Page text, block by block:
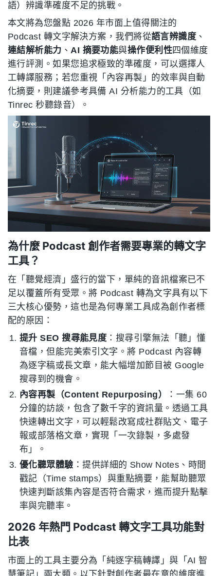
語）辨識準確度不足的挑戰。
本文將為您盤點 2026 年市面上值得關注的
Podcast 轉文字解決方案，我們將從語言辨識度 、
連結解析能力 、AI 摘要功能與操作便利性四個維度
進行評測。如果您追求極致的準確度，可以選擇人
工轉譯服務；若您重視「內容再製」的效率與自動
化摘要，則建議參考具備 AI 分析能力的工具（如
Tinrec 秒聽錄音）。
為什麼 Podcast 創作者需要專業的轉文字
工具？
在「聽覺經濟」盛行的當下，單純的音訊檔案已不
足以覆蓋所有受眾。將 Podcast 轉為文字具有以下
三大核心優勢，這也是為何專業工具成為創作者標
配的原因：
提升 SEO 搜尋能見度 ：搜尋引擎無法「聽」懂
音檔，但能完美索引文字。將 Podcast 內容轉
為逐字稿或長文章，能大幅增加節目被 Google
搜尋到的機會。
內容再製（Content Repurposing）
：一集 60
分鐘的訪談，包含了數千字的資訊量。透過工具
快速轉出文字，可以輕鬆改寫成社群貼文、電子
報或部落格文章，實現「一次錄製，多處發
布」。
優化聽眾體驗 ：提供詳細的 Show Notes、時間
戳記（Time stamps）與重點摘要，能幫助聽眾
快速判斷該集內容是否符合需求，進而提升點擊
率與完聽率。
2026 年熱門 Podcast 轉文字工具功能對
比表
市面上的工具主要分為「純逐字稿轉譯」與「AI 智
慧筆記」兩大類。以下針對創作者最在意的維度進